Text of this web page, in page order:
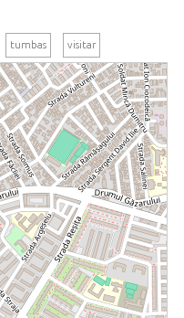
tumbas visitar